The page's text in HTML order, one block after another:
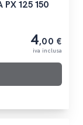
PX 125 150
4,00 €
iva inclusa